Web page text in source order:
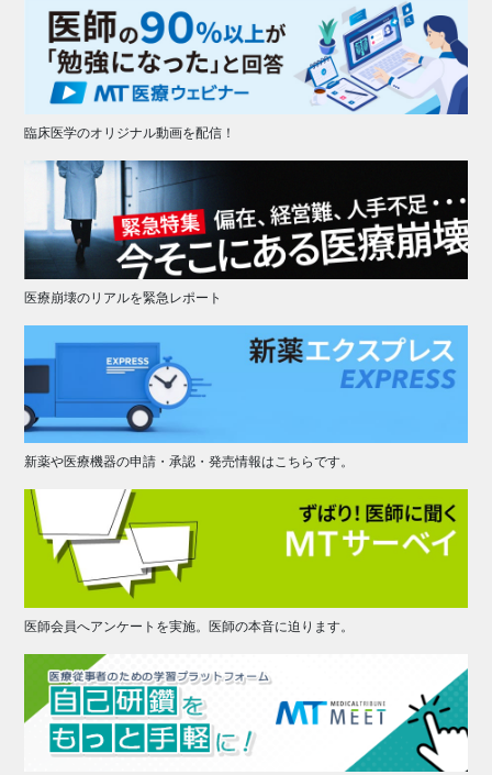
臨床医学のオリジナル動画を配信！
医療崩壊のリアルを緊急レポート
新薬や医療機器の申請・承認・発売情報はこちらです。
医師会員へアンケートを実施。医師の本音に迫ります。